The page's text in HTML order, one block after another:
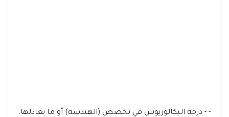
- - درجة البكالوريوس في تخصص (الهندسة) أو ما يعادلها.